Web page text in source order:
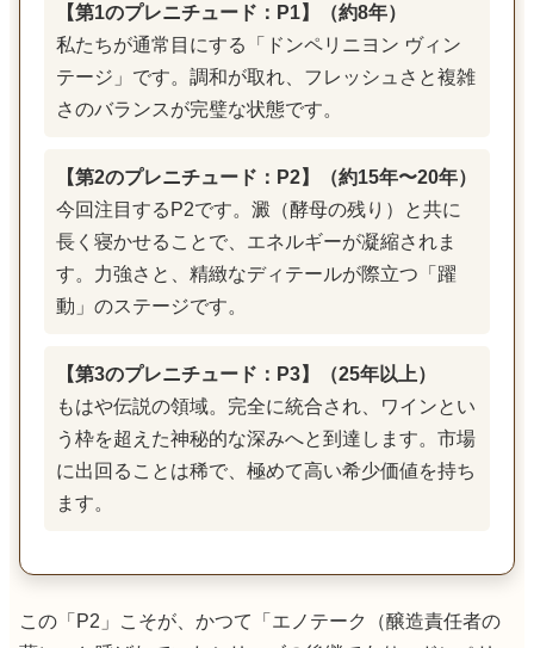
【第1のプレニチュード：P1】（約8年）
私たちが通常目にする「ドンペリニヨン ヴィン
テージ」です。調和が取れ、フレッシュさと複雑
さのバランスが完璧な状態です。
【第2のプレニチュード：P2】（約15年〜20年）
今回注目するP2です。澱（酵母の残り）と共に
長く寝かせることで、エネルギーが凝縮されま
す。力強さと、精緻なディテールが際立つ「躍
動」のステージです。
【第3のプレニチュード：P3】（25年以上）
もはや伝説の領域。完全に統合され、ワインとい
う枠を超えた神秘的な深みへと到達します。市場
に出回ることは稀で、極めて高い希少価値を持ち
ます。
この「P2」こそが、かつて「エノテーク（醸造責任者の